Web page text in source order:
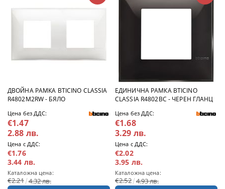
ДВОЙНА РАМКА BTICINO CLASSIA
R4802M2RW - БЯЛО
Цена без ДДС:
€1.47
2.88 лв.
Цена с ДДС:
€1.76
3.44 лв.
Каталожна цена:
€2.21 4.32 лв.
ЕДИНИЧНА РАМКА BTICINO
CLASSIA R4802BC - ЧЕРЕН ГЛАНЦ
Цена без ДДС:
€1.68
3.29 лв.
Цена с ДДС:
€2.02
3.95 лв.
Каталожна цена:
€2.52 4.93 лв.